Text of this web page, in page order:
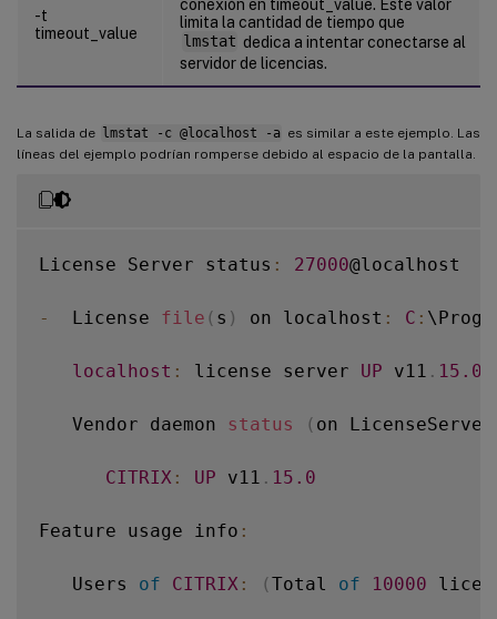
-t
timeout_value
conexión en timeout_value. Este valor
limita la cantidad de tiempo que
lmstat dedica a intentar conectarse al
servidor de licencias.
La salida de lmstat -c @localhost -a es similar a este ejemplo. Las
líneas del ejemplo podrían romperse debido al espacio de la pantalla.
License Server status : 27000@localhost
-
  License
file ( s ) on localhost : C :
localhost : license server UP v11 . 15.0
   Vendor daemon
status ( on LicenseServer
CITRIX : UP v11 . 15.0
Feature usage info :
   Users
of CITRIX : (Total of 10000